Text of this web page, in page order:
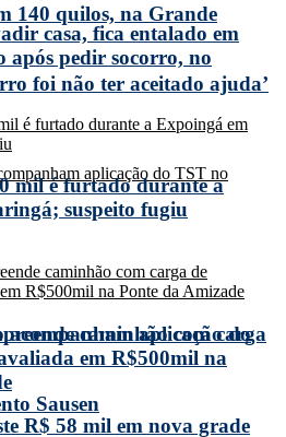
140 quilos, na Grande
foi não ter aceitado ajuda’
acompanham aplicação do
Sausen
casa, fica entalado em
após pedir socorro, no
mil é furtado durante a
suspeito fugiu
caminhão com carga
em R$500mil na
R$ 58 mil em nova grade